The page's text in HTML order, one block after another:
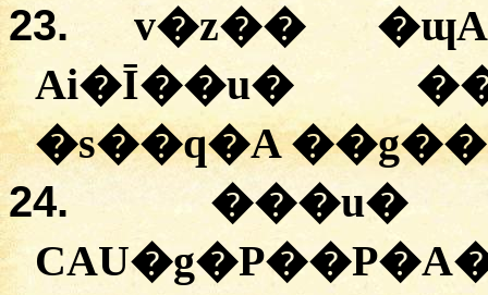
23.
v�z��
Ai�Ī��u�
�s��q�A
24.